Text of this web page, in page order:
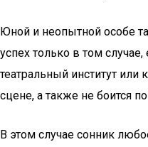
Юной и неопытной особе
успех только в том случае,
театральный институт или
сцене, а также не боится
В этом случае сонник